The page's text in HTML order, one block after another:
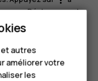
surDéplacer vers la
autres
améliorer votre
les